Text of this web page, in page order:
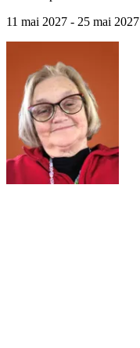
11 mai 2027 - 25 mai 2027